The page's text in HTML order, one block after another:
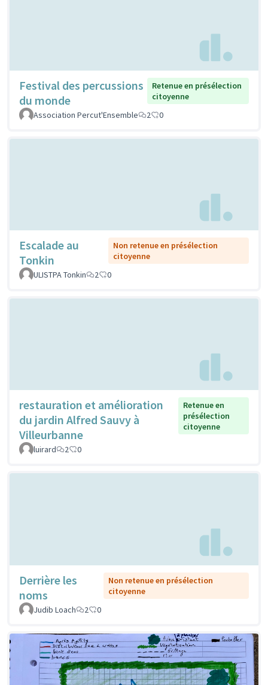
Festival des percussions
du monde
Retenue en présélection
citoyenne
Association Percut'Ensemble
2 0
Escalade au
Tonkin
Non retenue en présélection
citoyenne
ULISTPA Tonkin
2 0
restauration et amélioration
du jardin Alfred Sauvy à
Villeurbanne
Retenue en
présélection
citoyenne
luirard 2 0
Derrière les
noms
Non retenue en présélection
citoyenne
Judib Loach
2 0